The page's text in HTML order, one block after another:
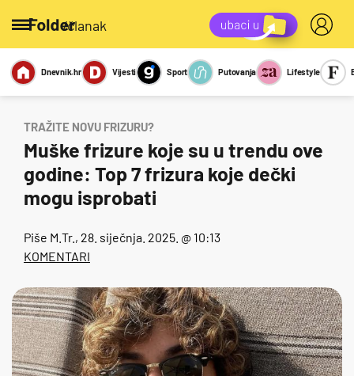
/članak
Miks Kviz
Report
Sexy
Dnevnik.hr Vijesti Sport Putovanja Lifestyle
TRAŽITE NOVU FRIZURU?
Muške frizure koje su u trendu ove
godine: Top 7 frizura koje dečki
mogu isprobati
Piše M.Tr. , 28. siječnja. 2025. @ 10:13
KOMENTARI